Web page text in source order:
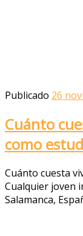
Publicado 26
Cuánto
como
Cuánto cuesta
Cualquier joven
Salamanca,